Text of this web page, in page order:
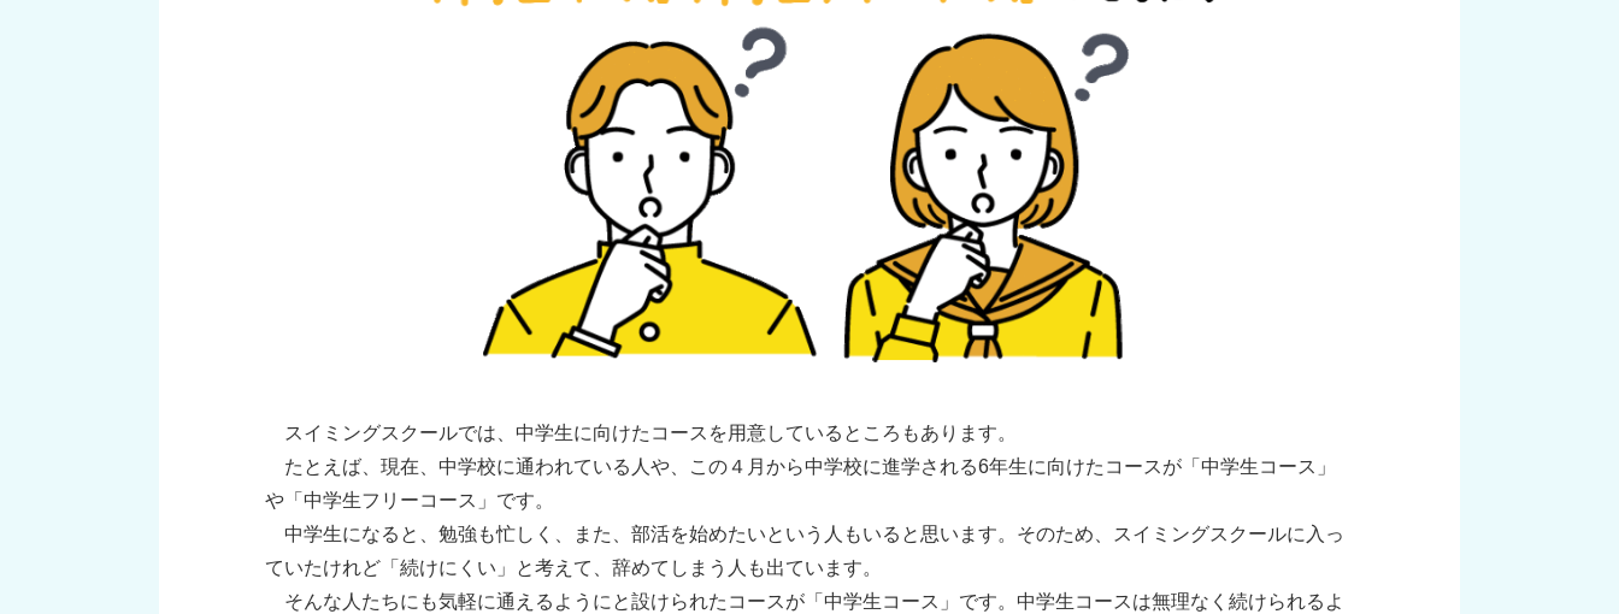
スイミングスクールでは、中学生に向けたコースを用意しているところもあります。
たとえば、現在、中学校に通われている人や、この４月から中学校に進学される6年生に向けたコースが「中学生コース」
や「中学生フリーコース」です。
中学生になると、勉強も忙しく、また、部活を始めたいという人もいると思います。そのため、スイミングスクールに入っ
ていたけれど「続けにくい」と考えて、辞めてしまう人も出ています。
そんな人たちにも気軽に通えるようにと設けられたコースが「中学生コース」です。中学生コースは無理なく続けられるよ